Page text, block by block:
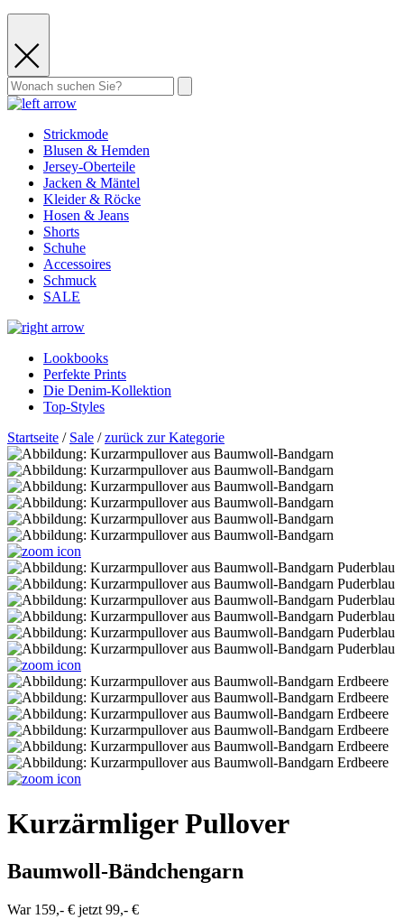
Strickmode
Blusen & Hemden
Jersey-Oberteile
Jacken & Mäntel
Kleider & Röcke
Hosen & Jeans
Shorts
Schuhe
Accessoires
Schmuck
SALE
Lookbooks
Perfekte Prints
Die Denim-Kollektion
Top-Styles
Startseite / Sale /zurück zur Kategorie
Kurzärmliger Pullover
Baumwoll-Bändchengarn
War 159,- € jetzt 99,- €